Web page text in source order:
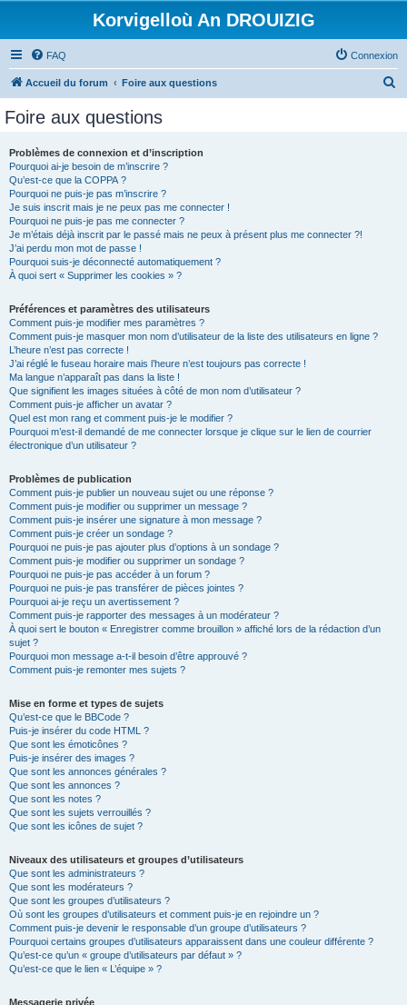
Korvigelloù An DROUIZIG
FAQ Connexion
Accueil du forum Foire aux questions
Foire aux questions
Problèmes de connexion et d’inscription
Pourquoi ai-je besoin de m’inscrire ?
Qu’est-ce que la COPPA ?
Pourquoi ne puis-je pas m’inscrire ?
Je suis inscrit mais je ne peux pas me connecter !
Pourquoi ne puis-je pas me connecter ?
Je m’étais déjà inscrit par le passé mais ne peux à présent plus me connecter ?!
J’ai perdu mon mot de passe !
Pourquoi suis-je déconnecté automatiquement ?
À quoi sert « Supprimer les cookies » ?
Préférences et paramètres des utilisateurs
Comment puis-je modifier mes paramètres ?
Comment puis-je masquer mon nom d’utilisateur de la liste des utilisateurs en ligne ?
L’heure n’est pas correcte !
J’ai réglé le fuseau horaire mais l’heure n’est toujours pas correcte !
Ma langue n’apparaît pas dans la liste !
Que signifient les images situées à côté de mon nom d’utilisateur ?
Comment puis-je afficher un avatar ?
Quel est mon rang et comment puis-je le modifier ?
Pourquoi m’est-il demandé de me connecter lorsque je clique sur le lien de courrier
électronique d’un utilisateur ?
Problèmes de publication
Comment puis-je publier un nouveau sujet ou une réponse ?
Comment puis-je modifier ou supprimer un message ?
Comment puis-je insérer une signature à mon message ?
Comment puis-je créer un sondage ?
Pourquoi ne puis-je pas ajouter plus d’options à un sondage ?
Comment puis-je modifier ou supprimer un sondage ?
Pourquoi ne puis-je pas accéder à un forum ?
Pourquoi ne puis-je pas transférer de pièces jointes ?
Pourquoi ai-je reçu un avertissement ?
Comment puis-je rapporter des messages à un modérateur ?
À quoi sert le bouton « Enregistrer comme brouillon » affiché lors de la rédaction d’un
sujet ?
Pourquoi mon message a-t-il besoin d’être approuvé ?
Comment puis-je remonter mes sujets ?
Mise en forme et types de sujets
Qu’est-ce que le BBCode ?
Puis-je insérer du code HTML ?
Que sont les émoticônes ?
Puis-je insérer des images ?
Que sont les annonces générales ?
Que sont les annonces ?
Que sont les notes ?
Que sont les sujets verrouillés ?
Que sont les icônes de sujet ?
Niveaux des utilisateurs et groupes d’utilisateurs
Que sont les administrateurs ?
Que sont les modérateurs ?
Que sont les groupes d’utilisateurs ?
Où sont les groupes d’utilisateurs et comment puis-je en rejoindre un ?
Comment puis-je devenir le responsable d’un groupe d’utilisateurs ?
Pourquoi certains groupes d’utilisateurs apparaissent dans une couleur différente ?
Qu’est-ce qu’un « groupe d’utilisateurs par défaut » ?
Qu’est-ce que le lien « L’équipe » ?
Messagerie privée